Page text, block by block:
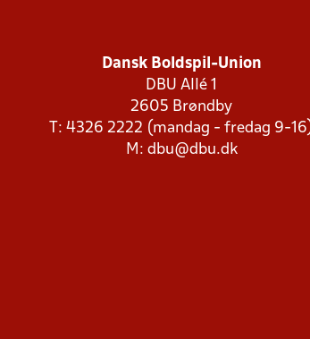
Dansk Boldspil-Union
DBU Allé 1
2605 Brøndby
T: 4326 2222 (mandag - fredag 9-
M: dbu@dbu.dk